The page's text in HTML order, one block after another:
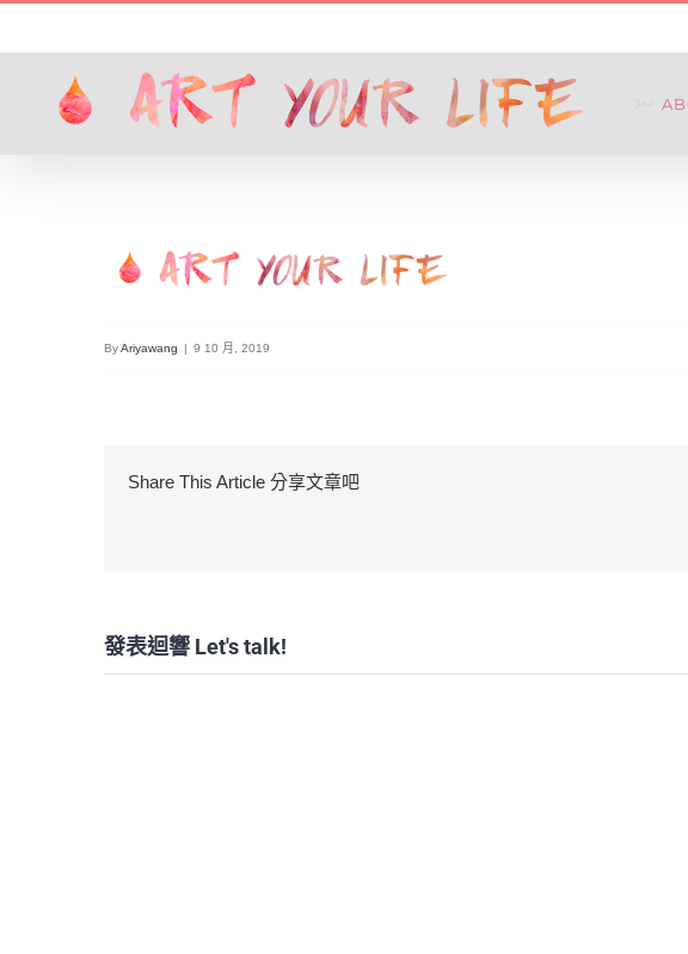
to
content
ByAriyawang | 9 10 月, 2019
Share This Article 分享文章吧
發表迴響 Let's talk!